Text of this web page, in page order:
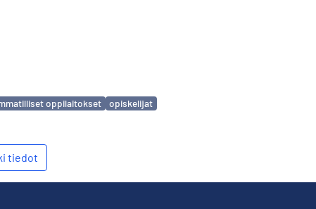
oppilaitokset opiskelijat
tiedot